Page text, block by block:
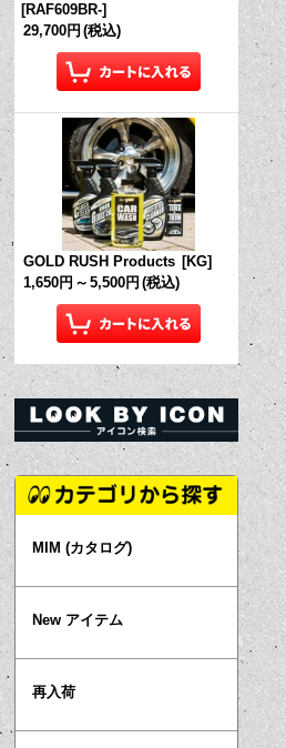
[RAF609BR-]
29,700円 (税込)
GOLD RUSH Products [KG]
1,650円 ～ 5,500円 (税込)
MIM (カタログ)
New アイテム
再入荷